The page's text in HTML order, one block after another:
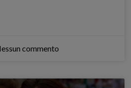
commento